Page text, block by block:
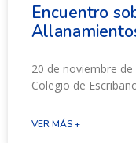
Encuentro
20 de noviembre
Colegio de
VER MÁS +